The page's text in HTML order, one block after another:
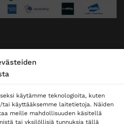
käytämme teknologioita, kuten
käyttääksemme laitetietoja. Näiden
meille mahdollisuuden käsitellä
tai yksilöllisiä tunnuksia tällä